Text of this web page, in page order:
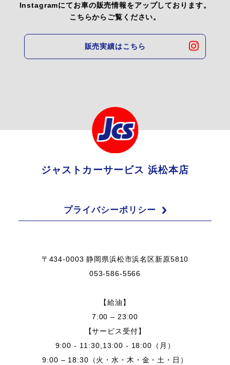
Instagramにてお車の販売情報をアップしております。
こちらからご覧ください。
販売実績はこちら
ジャストカーサービス 浜松本店
プライバシーポリシー
〒434-0003 静岡県浜松市浜名区新原5810
053-586-5566
【給油】
7:00 – 23:00
【サービス受付】
9:00 - 11:30,13:00 - 18:00（月）
9:00 – 18:30（火・水・木・金・土・日）